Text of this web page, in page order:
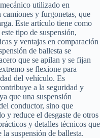
utilizado en
y furgonetas, que
Este artículo tiene como
tipo de suspensión,
y ventajas en comparación
de ballesta se
que se apilan y se fijan
se flexione para
del vehículo. Es
a la seguridad y
que una suspensión
conductor, sino que
y reduce el desgaste de otros
y detalles técnicos que
suspensión de ballesta.